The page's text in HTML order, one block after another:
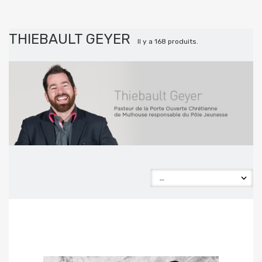
THIEBAULT GEYER Il y a 168 produits.